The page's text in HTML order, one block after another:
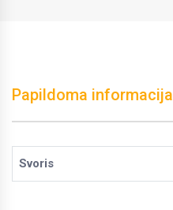
Papildoma informacija
Svoris